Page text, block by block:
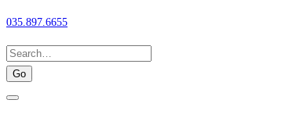
035.897.6655
Search
for: